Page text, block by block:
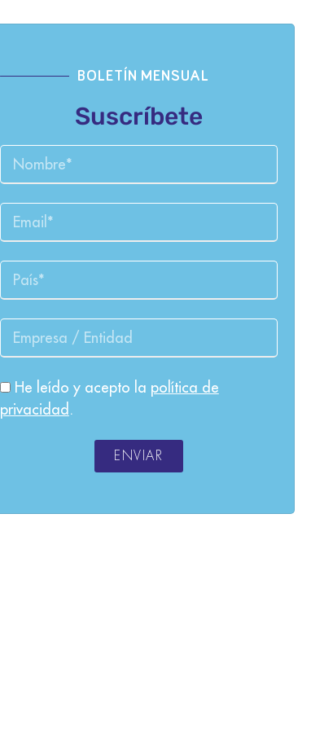
BOLETÍN MENSUAL
Suscríbete
He leído y acepto la política de
privacidad .
ENVIAR